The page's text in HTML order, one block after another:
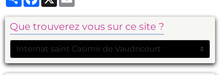
Que trouverez vous sur ce site ?